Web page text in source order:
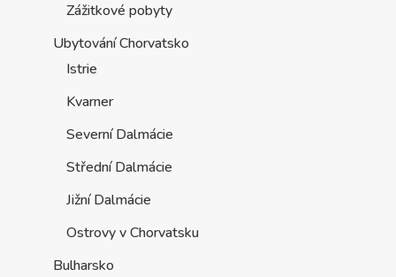
Zážitkové pobyty
Ubytování Chorvatsko
Istrie
Kvarner
Severní Dalmácie
Střední Dalmácie
Jižní Dalmácie
Ostrovy v Chorvatsku
Bulharsko